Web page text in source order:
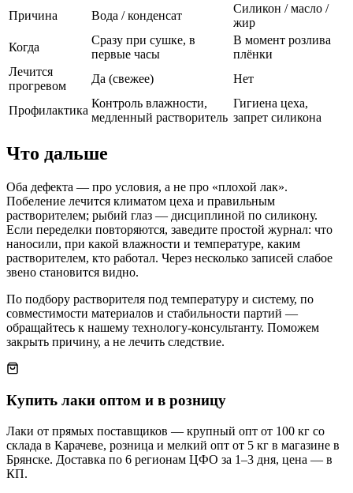
Причина
Вода / конденсат
Силикон / масло /
жир
Когда
Сразу при сушке, в
первые часы
В момент розлива
плёнки
Лечится
прогревом
Да (свежее) Нет
Профилактика
Контроль влажности,
медленный растворитель
Гигиена цеха,
запрет силикона
Что дальше
Оба дефекта — про условия, а не про «плохой лак».
Побеление лечится климатом цеха и правильным
растворителем; рыбий глаз — дисциплиной по силикону.
Если переделки повторяются, заведите простой журнал: что
наносили, при какой влажности и температуре, каким
растворителем, кто работал. Через несколько записей слабое
звено становится видно.
По подбору растворителя под температуру и систему, по
совместимости материалов и стабильности партий —
обращайтесь к нашему технологу-консультанту. Поможем
закрыть причину, а не лечить следствие.
Купить лаки оптом и в розницу
Лаки от прямых поставщиков — крупный опт от 100 кг со
склада в Карачеве, розница и мелкий опт от 5 кг в магазине в
Брянске. Доставка по 6 регионам ЦФО за 1–3 дня, цена — в
КП.